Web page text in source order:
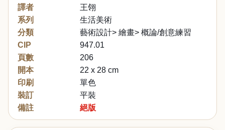
譯者
王翎
系列
生活美術
分類
藝術設計> 繪畫> 概論/創意練習
CIP
947.01
頁數
206
開本
22 x 28 cm
印刷
單色
裝訂
平裝
備註
絕版